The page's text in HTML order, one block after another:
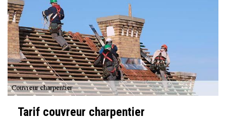
Tarif couvreur charpentier